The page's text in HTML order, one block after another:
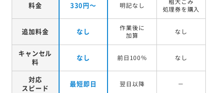
料金 330円～ 明記なし
処理券を購入
追加料金 なし
作業後に
加算
なし
キャンセル
料
なし 前日100％ なし
対応
スピード
最短即日 翌日以降 －